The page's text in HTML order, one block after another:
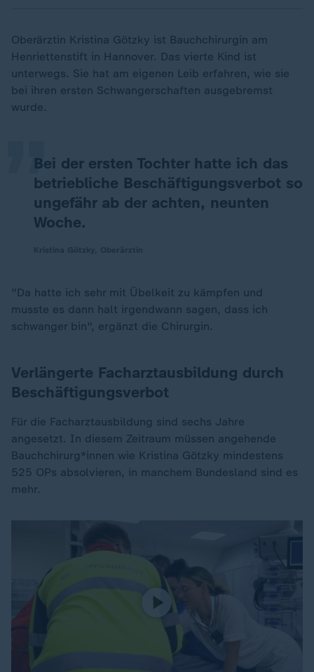
Oberärztin Kristina Götzky ist Bauchchirurgin am
Henriettenstift in Hannover. Das vierte Kind ist
unterwegs. Sie hat am eigenen Leib erfahren, wie sie
bei ihren ersten Schwangerschaften ausgebremst
wurde.
Bei der ersten Tochter hatte ich das
betriebliche Beschäftigungsverbot so
ungefähr ab der achten, neunten
Woche.
„
"Da hatte ich sehr mit Übelkeit zu kämpfen und
musste es dann halt irgendwann sagen, dass ich
schwanger bin", ergänzt die Chirurgin.
Verlängerte Facharztausbildung durch
Beschäftigungsverbot
Für die Facharztausbildung sind sechs Jahre
angesetzt. In diesem Zeitraum müssen angehende
Bauchchirurg*innen wie Kristina Götzky mindestens
525 OPs absolvieren, in manchem Bundesland sind es
mehr.